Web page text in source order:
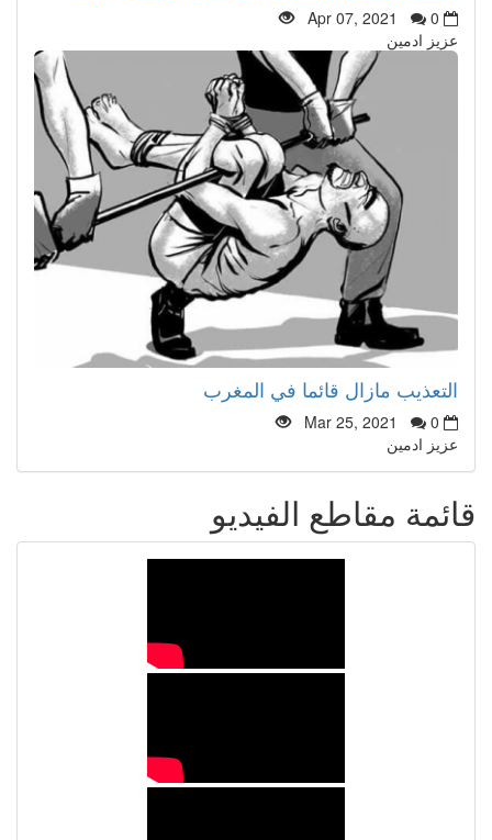
Apr 07, 2021
0
عزيز ادمين
التعذيب مازال قائما في المغرب
Mar 25, 2021
0
عزيز ادمين
قائمة مقاطع الفيديو